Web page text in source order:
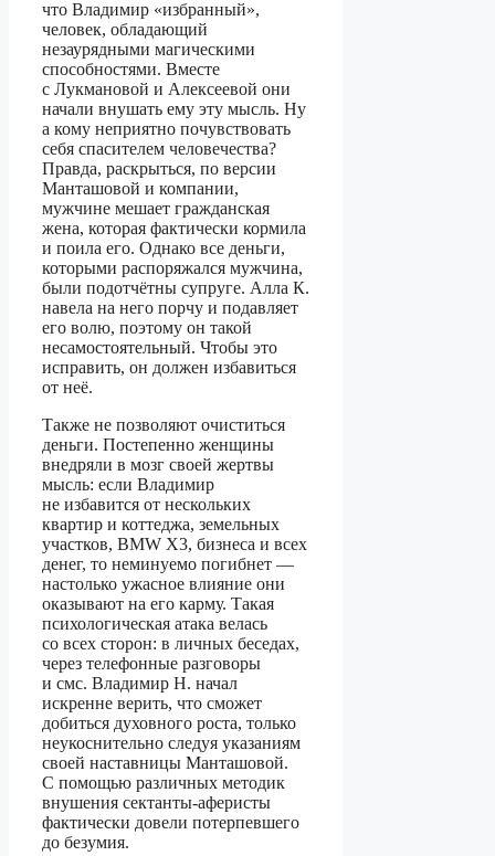
что Владимир «избранный»,
человек, обладающий
незаурядными магическими
способностями. Вместе
с Лукмановой и Алексеевой они
начали внушать ему эту мысль. Ну
а кому неприятно почувствовать
себя спасителем человечества?
Правда, раскрыться, по версии
Манташовой и компании,
мужчине мешает гражданская
жена, которая фактически кормила
и поила его. Однако все деньги,
которыми распоряжался мужчина,
были подотчётны супруге. Алла К.
навела на него порчу и подавляет
его волю, поэтому он такой
несамостоятельный. Чтобы это
исправить, он должен избавиться
от неё.
Также не позволяют очиститься
деньги. Постепенно женщины
внедряли в мозг своей жертвы
мысль: если Владимир
не избавится от нескольких
квартир и коттеджа, земельных
участков, BMW X3, бизнеса и всех
денег, то неминуемо погибнет —
настолько ужасное влияние они
оказывают на его карму. Такая
психологическая атака велась
со всех сторон: в личных беседах,
через телефонные разговоры
и смс. Владимир Н. начал
искренне верить, что сможет
добиться духовного роста, только
неукоснительно следуя указаниям
своей наставницы Манташовой.
С помощью различных методик
внушения сектанты-аферисты
фактически довели потерпевшего
до безумия.